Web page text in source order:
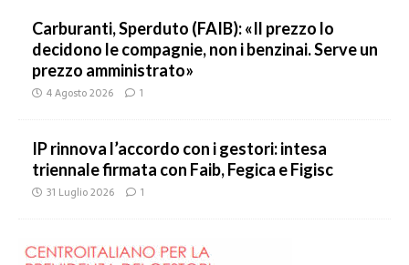
Carburanti, Sperduto (FAIB): «Il prezzo lo
decidono le compagnie, non i benzinai. Serve un
prezzo amministrato»
4 Agosto 2026 1
IP rinnova l’accordo con i gestori: intesa
triennale firmata con Faib, Fegica e Figisc
31 Luglio 2026 1